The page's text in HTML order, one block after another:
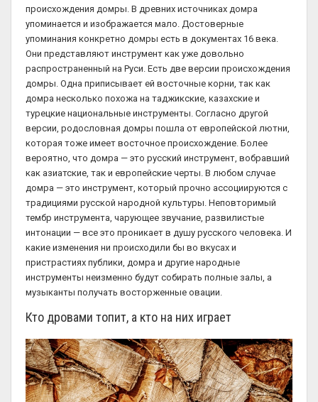
происхождения домры. В древних источниках домра
упоминается и изображается мало. Достоверные
упоминания конкретно домры есть в документах 16 века.
Они представляют инструмент как уже довольно
распространенный на Руси. Есть две версии происхождения
домры. Одна приписывает ей восточные корни, так как
домра несколько похожа на таджикские, казахские и
турецкие национальные инструменты. Согласно другой
версии, родословная домры пошла от европейской лютни,
которая тоже имеет восточное происхождение. Более
вероятно, что домра — это русский инструмент, вобравший
как азиатские, так и европейские черты. В любом случае
домра — это инструмент, который прочно ассоциируются с
традициями русской народной культуры. Неповторимый
тембр инструмента, чарующее звучание, развилистые
интонации — все это проникает в душу русского человека. И
какие изменения ни происходили бы во вкусах и
пристрастиях публики, домра и другие народные
инструменты неизменно будут собирать полные залы, а
музыканты получать восторженные овации.
Кто дровами топит, а кто на них играет